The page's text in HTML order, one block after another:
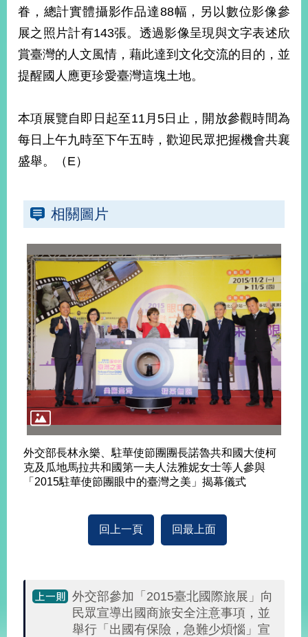
覽
本
部
新
聞
中
外
交
資
國
與
地
區
國
際
傳
播
府
資
訊
公
為
眷，總計實體攝影作品達88幅，另以數位影像參
展之照片計有143張。透過影像呈現與文字表述欣
賞臺灣的人文風情，藉此達到文化交流的目的，並
提醒國人應更珍愛臺灣這塊土地。
本項展覽自即日起至11月5日止，開放參觀時間為
每日上午九時至下午五時，歡迎民眾把握機會共襄
盛舉。（E）
相關圖片
外交部長林永樂、駐華使節團團長諾魯共和國大使柯
克及瓜地馬拉共和國第一夫人法雅妮女士等人參與
「2015駐華使節團眼中的臺灣之美」揭幕儀式
回上一頁 回最上面
外交部參加「2015臺北國際旅展」向
民眾宣導出國商旅安全注意事項，並
舉行「出國有保險，急難少煩惱」宣